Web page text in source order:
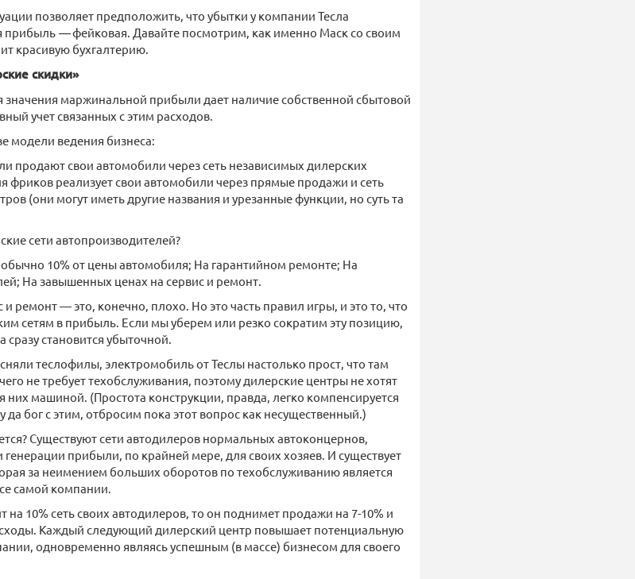
позволяет предположить, что убытки у компании Тесла
прибыль —фейковая. Давайте посмотрим, как именно Маск со своим
красивую бухгалтерию.
скидки»
маржинальной прибыли дает наличие собственной сбытовой
учет связанных с этим расходов.
модели ведения бизнеса:
продают свои автомобили через сеть независимых дилерских
фриков реализует свои автомобили через прямые продажи и сеть
(они могут иметь другие названия и урезанные функции, но суть та
сети автопроизводителей?
10% от цены автомобиля; На гарантийном ремонте; На
На завышенных ценах на сервис и ремонт.
ремонт — это, конечно, плохо. Но это часть правил игры, и это то, что
сетям в прибыль. Если мы уберем или резко сократим эту позицию,
сразу становится убыточной.
теслофилы, электромобиль от Теслы настолько прост, что там
не требует техобслуживания, поэтому дилерские центры не хотят
них машиной. (Простота конструкции, правда, легко компенсируется
да бог с этим, отбросим пока этот вопрос как несущественный.)
Существуют сети автодилеров нормальных автоконцернов,
прибыли, по крайней мере, для своих хозяев. И существует
за неимением больших оборотов по техобслуживанию является
самой компании.
10% сеть своих автодилеров, то он поднимет продажи на 7-10% и
Каждый следующий дилерский центр повышает потенциальную
одновременно являясь успешным (в массе) бизнесом для своего